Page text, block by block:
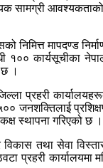
सामग्री
मापदण्ड
कार्यसूचीका
छ ।
प्रहरी
जनशक्तिलाई
स्थापना गरिएको छ ।
तथा सेवा
प्रहरी कार्यालयमा